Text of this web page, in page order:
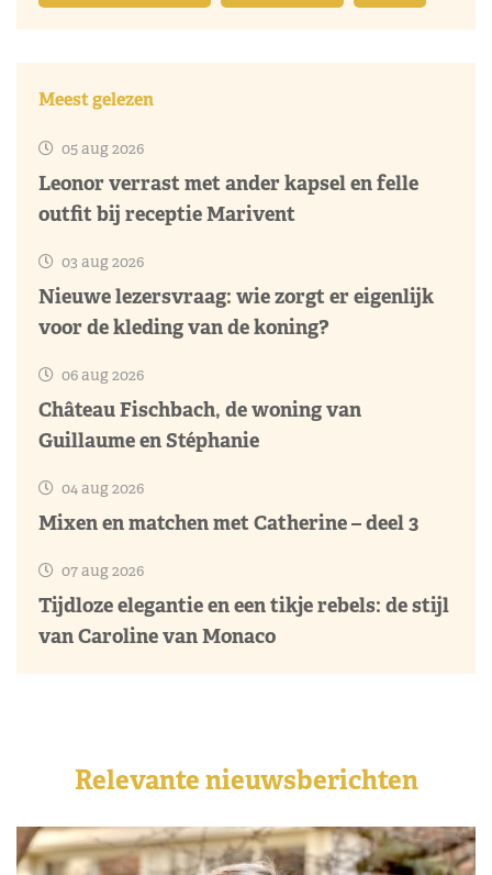
Meest gelezen
05 aug 2026
Leonor verrast met ander kapsel en felle
outfit bij receptie Marivent
03 aug 2026
Nieuwe lezersvraag: wie zorgt er eigenlijk
voor de kleding van de koning?
06 aug 2026
Château Fischbach, de woning van
Guillaume en Stéphanie
04 aug 2026
Mixen en matchen met Catherine – deel 3
07 aug 2026
Tijdloze elegantie en een tikje rebels: de stijl
van Caroline van Monaco
Relevante nieuwsberichten